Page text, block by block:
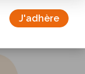
J'adhère